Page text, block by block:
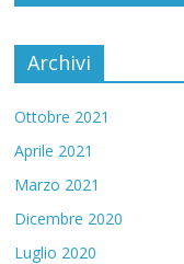
Archivi
Ottobre 2021
Aprile 2021
Marzo 2021
Dicembre 2020
Luglio 2020